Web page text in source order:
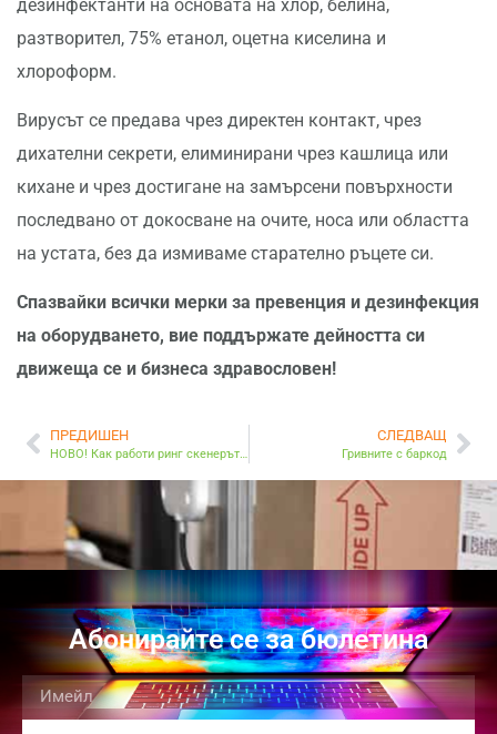
дезинфектанти на основата на хлор, белина,
разтворител, 75% етанол, оцетна киселина и
хлороформ.
Вирусът се предава чрез директен контакт, чрез
дихателни секрети, елиминирани чрез кашлица или
кихане и чрез достигане на замърсени повърхности
последвано от докосване на очите, носа или областта
на устата, без да измиваме старателно ръцете си.
Спазвайки всички мерки за превенция и дезинфекция
на оборудването, вие поддържате дейността си
движеща се и бизнеса здравословен!
ПРЕДИШЕН
НОВО! Как работи ринг скенерът които чете баркодове непрекъснато
СЛЕДВАЩ
Гривните с баркод
Абонирайте се за бюлетина